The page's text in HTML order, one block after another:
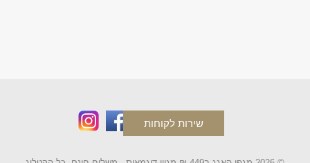
שירות לקוחות